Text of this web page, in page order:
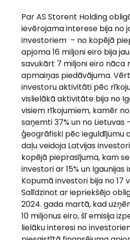
Par AS Storent Holding
ievērojama interese bija no
investoriem  – no kopējā
apjoma 16 miljoni eiro bija
savukārt 7 miljoni eiro nāca
apmaiņas piedāvājuma.
investoru aktivitāti pēc
vislielākā aktivitāte bija no
visiem rīkojumiem, kamēr
saņemti 37% un no Lietuvas
ģeogrāfiski pēc ieguldījumu
daļu veidoja Latvijas
kopējā pieprasījuma, kam
investori ar 15% un Igaunijas
Kopumā investori bija no 17
Salīdzinot ar iepriekšējo
2024. gada martā, kad
10 miljonus eiro, šī emisija
lielāku interesi no